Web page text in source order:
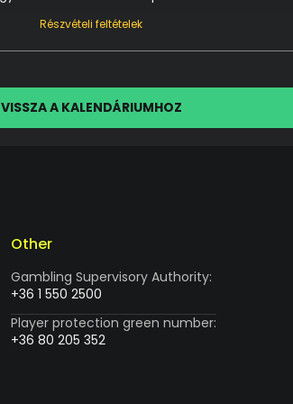
Részvételi feltételek
VISSZA A KALENDÁRIUMHOZ
Other
Gambling Supervisory Authority:
+36 1 550 2500
Player protection green number:
+36 80 205 352